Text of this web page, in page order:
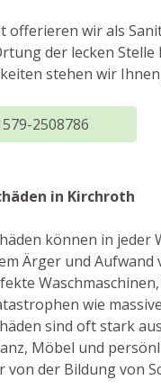
offerieren wir als
der lecken
stehen wir
2508786
in Kirchroth
können in
Ärger und Aufwand
wie
sind oft stark
Möbel und
von der Bildung von